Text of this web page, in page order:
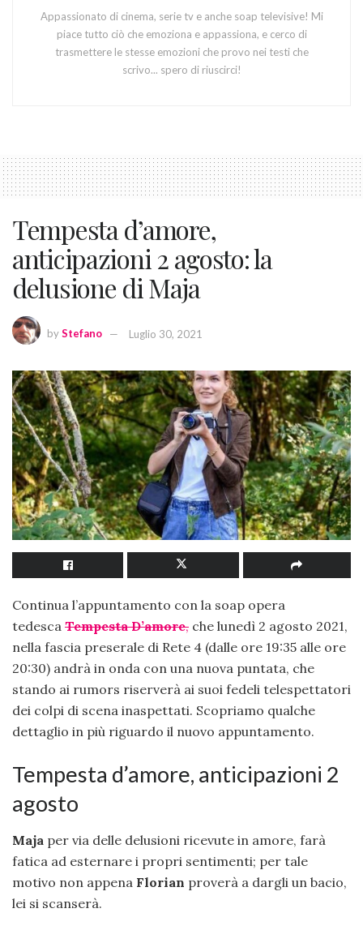
Appassionato di cinema, serie tv e anche soap televisive! Mi
piace tutto ciò che emoziona e appassiona, e cerco di
trasmettere le stesse emozioni che provo nei testi che
scrivo... spero di riuscirci!
Tempesta d’amore,
anticipazioni 2 agosto: la
delusione di Maja
byStefano Luglio 30, 2021
Continua l’appuntamento con la soap opera
tedesca Tempesta D’amore, che lunedì 2 agosto 2021,
nella fascia preserale di Rete 4 (dalle ore 19:35 alle ore
20:30) andrà in onda con una nuova puntata, che
stando ai rumors riserverà ai suoi fedeli telespettatori
dei colpi di scena inaspettati. Scopriamo qualche
dettaglio in più riguardo il nuovo appuntamento.
Tempesta d’amore, anticipazioni 2
agosto
Maja per via delle delusioni ricevute in amore, farà
fatica ad esternare i propri sentimenti; per tale
motivo non appena Florian proverà a dargli un bacio,
lei si scanserà.